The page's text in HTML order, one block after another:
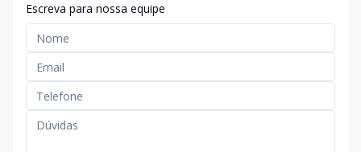
Escreva para nossa equipe